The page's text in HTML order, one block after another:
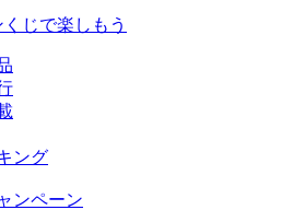
ング
ンペーン